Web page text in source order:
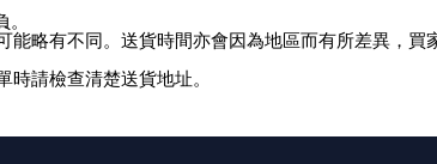
略有不同。送貨時間亦會因為地區而有所差異，買
請檢查清楚送貨地址。